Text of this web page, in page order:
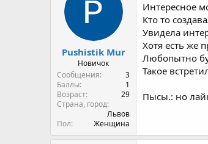
ы
л
Pushistik Mur
Новичок
Сообщения
3
Баллы
1
Возраст
29
Страна, город
Львов
Пол
Женщина
Интересное
Кто то
Увидела
Хотя есть же
Любопытно
Такое
Пысы.: но